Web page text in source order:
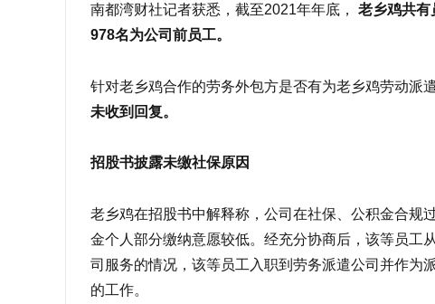
南都湾财社记者获悉，截至2021年年底， 老乡鸡共有
978名为公司前员工。
针对老乡鸡合作的劳务外包方是否有为老乡鸡劳动派
未收到回复。
招股书披露未缴社保原因
老乡鸡在招股书中解释称，公司在社保、公积金合规
金个人部分缴纳意愿较低。经充分协商后，该等员工
司服务的情况，该等员工入职到劳务派遣公司并作为
的工作。